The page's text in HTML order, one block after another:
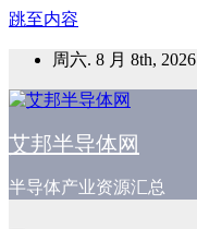
跳至内容
周六. 8 月 8th, 2026
艾邦半导体网
半导体产业资源汇总